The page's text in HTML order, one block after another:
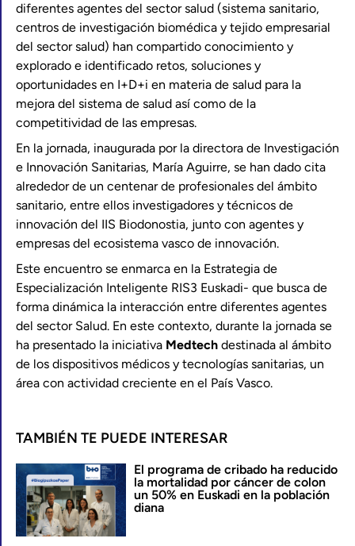
diferentes agentes del sector salud (sistema sanitario,
centros de investigación biomédica y tejido empresarial
del sector salud) han compartido conocimiento y
explorado e identificado retos, soluciones y
oportunidades en I+D+i en materia de salud para la
mejora del sistema de salud así como de la
competitividad de las empresas.
En la jornada, inaugurada por la directora de Investigación
e Innovación Sanitarias, María Aguirre, se han dado cita
alrededor de un centenar de profesionales del ámbito
sanitario, entre ellos investigadores y técnicos de
innovación del IIS Biodonostia, junto con agentes y
empresas del ecosistema vasco de innovación.
Este encuentro se enmarca en la Estrategia de
Especialización Inteligente RIS3 Euskadi- que busca de
forma dinámica la interacción entre diferentes agentes
del sector Salud. En este contexto, durante la jornada se
ha presentado la iniciativa Medtech destinada al ámbito
de los dispositivos médicos y tecnologías sanitarias, un
área con actividad creciente en el País Vasco.
TAMBIÉN TE PUEDE INTERESAR
El programa de cribado ha reducido
la mortalidad por cáncer de colon
un 50% en Euskadi en la población
diana